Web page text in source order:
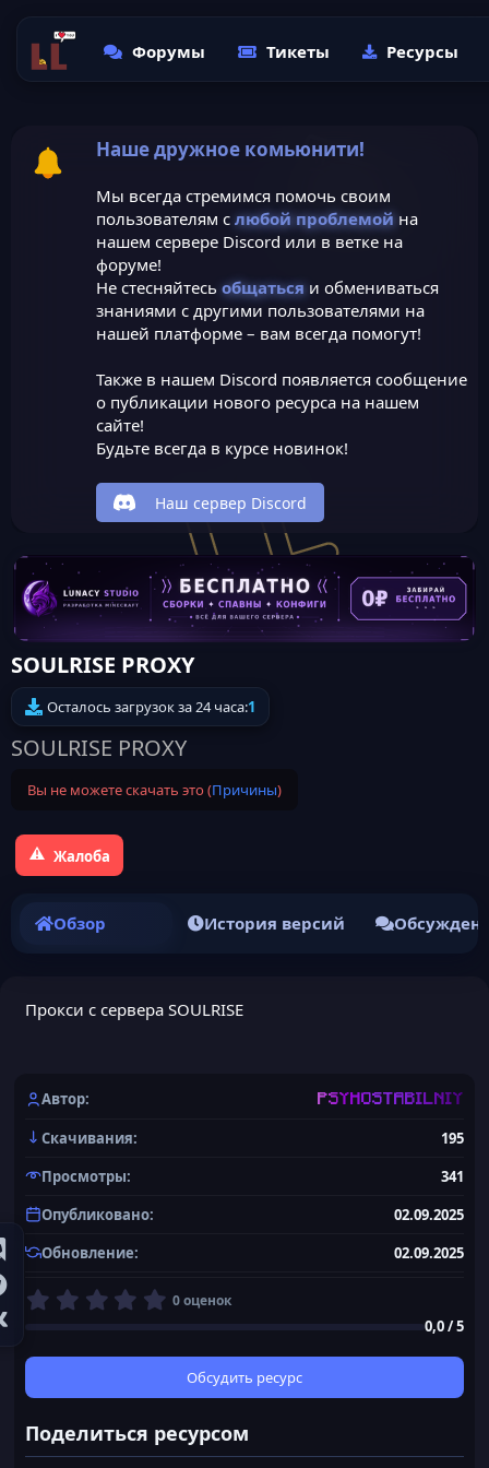
Форумы Тикеты Ресурсы
Наше дружное комьюнити!
Мы всегда стремимся помочь своим
пользователям с любой проблемойна
нашем сервере Discord или в ветке на
форуме!
Не стесняйтесь общатьсяи обмениваться
знаниями с другими пользователями на
нашей платформе – вам всегда помогут!
Также в нашем Discord появляется сообщение
о публикации нового ресурса на нашем
сайте!
Будьте всегда в курсе новинок!
Наш сервер Discord
SOULRISE PROXY
Осталось загрузок за 24 часа:1
SOULRISE PROXY
Вы не можете скачать это (Причины)
Жалоба
Обзор История версий
Прокси с сервера SOULRISE
Автор PSYHOSTABILNIY
Скачивания
195
Просмотры
341
Опубликовано
02.09.2025
Обновление
02.09.2025
0
0
в
ё
з
0 оценок
0,0 / 5
Обсудить ресурс
Поделиться ресурсом